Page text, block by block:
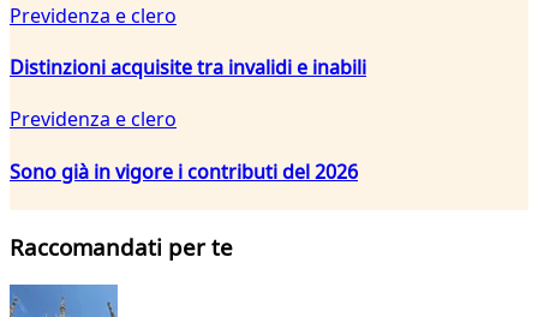
Previdenza e clero
Distinzioni acquisite tra invalidi e inabili
Previdenza e clero
Sono già in vigore i contributi del 2026
Raccomandati per te